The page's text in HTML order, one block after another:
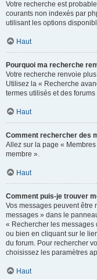
Votre recherche est
courants non indexés par
utilisant les options
Haut
Pourquoi ma recherche
Votre recherche renvoie
Utilisez la « Recherche
termes utilisés et des
Haut
Comment rechercher des
Allez sur la page «
membre ».
Haut
Comment puis-je trouver
Vos messages peuvent être
messages » dans le
« Rechercher les messages
ou bien en cliquant sur le
du forum. Pour rechercher
choisissez les paramètres
Haut